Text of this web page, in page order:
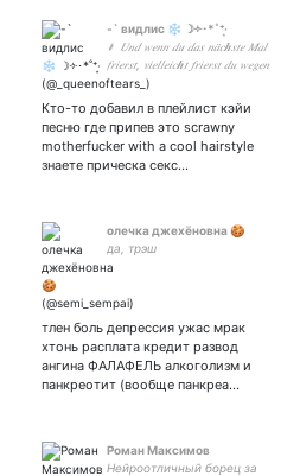
-` видлис ❄ ☽༓･*˚⁺‧͙
⸙ 𝑈𝑛𝑑 𝑤𝑒𝑛𝑛 𝑑𝑢 𝑑𝑎𝑠 𝑛𝑎̈𝑐𝒉𝑠𝑡𝑒 𝑀𝑎𝑙
𝑓𝑟𝑖𝑒𝑟𝑠𝑡, 𝑣𝑖𝑒𝑙𝑙𝑒𝑖𝑐𝒉𝑡 𝑓𝑟𝑖𝑒𝑟𝑠𝑡 𝑑𝑢 𝑤𝑒𝑔𝑒𝑛
𝑚𝑖𝑟? ⸙ 🥳 #kaeya🥳|
Кто-то добавил в плейлист кэйи
песню где припев это scrawny
motherfucker with a cool hairstyle
знаете прическа секс…
олечка джехёновна 🍪
да, трэш
тлен боль депрессия ужас мрак
хтонь расплата кредит развод
ангина ФАЛАФЕЛЬ алкоголизм и
панкреотит (вообще панкреа…
Роман Максимов
Нейроотличный борец за